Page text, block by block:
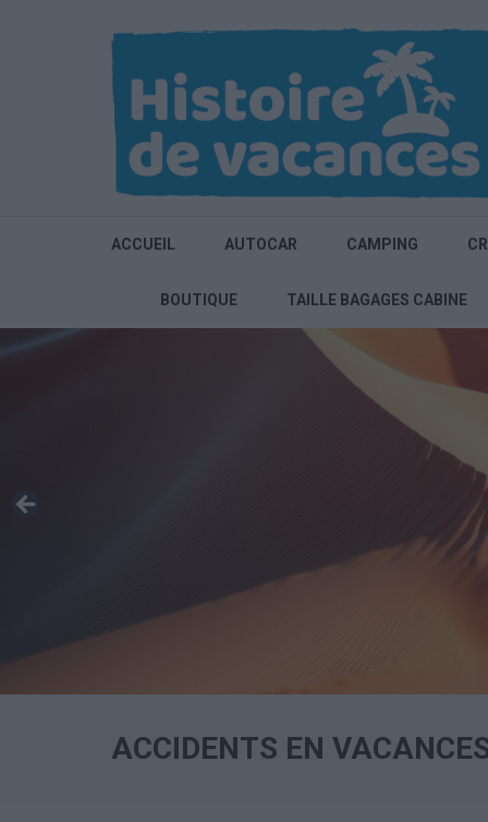
ACCUEIL AUTOCAR CAMPING
BOUTIQUE TAILLE BAGAGES CABINE
ACCIDENTS EN